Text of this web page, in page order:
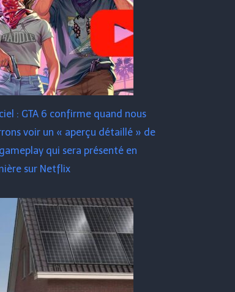
: GTA 6 confirme quand nous
voir un « aperçu détaillé » de
qui sera présenté en
sur Netflix